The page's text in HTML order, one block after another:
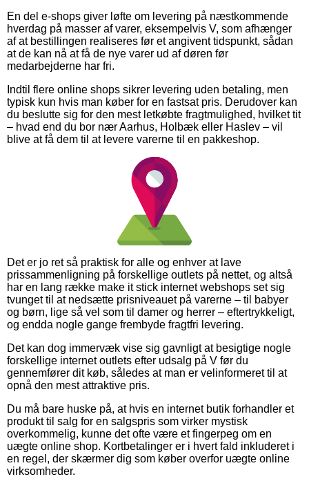
En del e-shops giver løfte om levering på næstkommende
hverdag på masser af varer, eksempelvis V, som afhænger
af at bestillingen realiseres før et angivent tidspunkt, sådan
at de kan nå at få de nye varer ud af døren før
medarbejderne har fri.
Indtil flere online shops sikrer levering uden betaling, men
typisk kun hvis man køber for en fastsat pris. Derudover kan
du beslutte sig for den mest letkøbte fragtmulighed, hvilket tit
– hvad end du bor nær Aarhus, Holbæk eller Haslev – vil
blive at få dem til at levere varerne til en pakkeshop.
Det er jo ret så praktisk for alle og enhver at lave
prissammenligning på forskellige outlets på nettet, og altså
har en lang række make it stick internet webshops set sig
tvunget til at nedsætte prisniveauet på varerne – til babyer
og børn, lige så vel som til damer og herrer – eftertrykkeligt,
og endda nogle gange frembyde fragtfri levering.
Det kan dog immervæk vise sig gavnligt at besigtige nogle
forskellige internet outlets efter udsalg på V før du
gennemfører dit køb, således at man er velinformeret til at
opnå den mest attraktive pris.
Du må bare huske på, at hvis en internet butik forhandler et
produkt til salg for en salgspris som virker mystisk
overkommelig, kunne det ofte være et fingerpeg om en
uægte online shop. Kortbetalinger er i hvert fald inkluderet i
en regel, der skærmer dig som køber overfor uægte online
virksomheder.